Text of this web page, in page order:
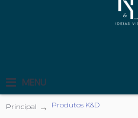
MENU
Principal Produtos K&D